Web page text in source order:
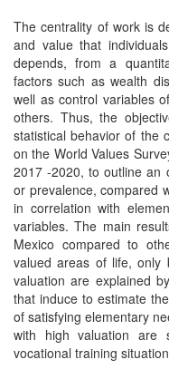
The centrality of work is
and value that
depends, from a
factors such as wealth
well as control variables
others. Thus, the
statistical behavior of the
on the World Values
2017 -2020, to outline an
or prevalence, compared
in correlation with
variables. The main
Mexico compared to
valued areas of life, only
valuation are explained
that induce to estimate
of satisfying elementary
with high valuation are
vocational training